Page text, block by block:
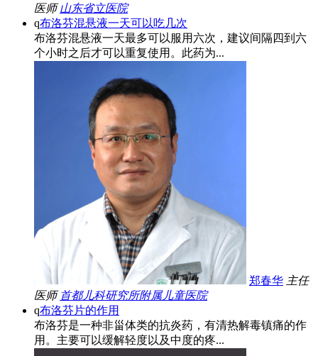
医师 山东省立医院
q布洛芬混悬液一天可以吃几次
布洛芬混悬液一天最多可以服用六次，建议间隔四到六
个小时之后才可以重复使用。此药为...
郑春华 主任
医师 首都儿科研究所附属儿童医院
q布洛芬片的作用
布洛芬是一种非甾体类的抗炎药，有清热解毒镇痛的作
用。主要可以缓解轻度以及中度的疼...